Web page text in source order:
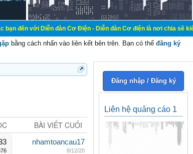
Diễn đàn Cơ Điện - Diễn đàn Cơ điện là nơi chia sẽ kiến thức
bằng cách nhấn vào liên kết bên trên. Bạn có thể đăng ký
BÀI VIẾT CUỐI
nhamtoancau17
8/12/20
Đăng nhập / Đăng ký
Liên hệ quảng cáo 1